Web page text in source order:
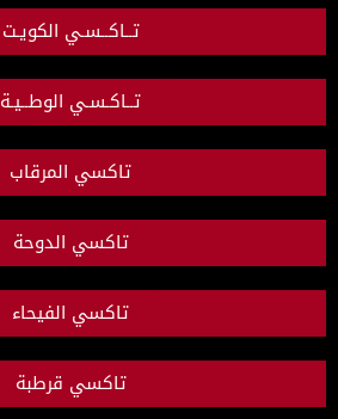
تــاكــسـي الكويـت
تــاكـسـي الوطــيـة
تاكسي المرقاب
تاكسي الدوحة
تاكسي الفيحاء
تاكسي قرطبة